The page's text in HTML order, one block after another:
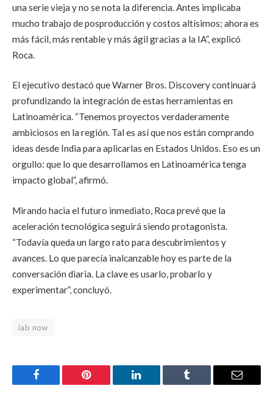
una serie vieja y no se nota la diferencia. Antes implicaba
mucho trabajo de posproducción y costos altísimos; ahora es
más fácil, más rentable y más ágil gracias a la IA”, explicó
Roca.
El ejecutivo destacó que Warner Bros. Discovery continuará
profundizando la integración de estas herramientas en
Latinoamérica. “Tenemos proyectos verdaderamente
ambiciosos en la región. Tal es así que nos están comprando
ideas desde India para aplicarlas en Estados Unidos. Eso es un
orgullo: que lo que desarrollamos en Latinoamérica tenga
impacto global”, afirmó.
Mirando hacia el futuro inmediato, Roca prevé que la
aceleración tecnológica seguirá siendo protagonista.
“Todavía queda un largo rato para descubrimientos y
avances. Lo que parecía inalcanzable hoy es parte de la
conversación diaria. La clave es usarlo, probarlo y
experimentar”, concluyó.
iab now
Facebook Pinterest LinkedIn Tumblr Email